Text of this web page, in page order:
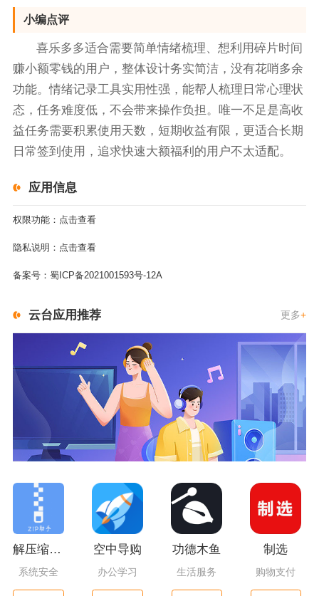
小编点评
喜乐多多适合需要简单情绪梳理、想利用碎片时间
赚小额零钱的用户，整体设计务实简洁，没有花哨多余
功能。情绪记录工具实用性强，能帮人梳理日常心理状
态，任务难度低，不会带来操作负担。唯一不足是高收
益任务需要积累使用天数，短期收益有限，更适合长期
日常签到使用，追求快速大额福利的用户不太适配。
应用信息
权限功能： 点击查看
隐私说明： 点击查看
备案号： 蜀ICP备2021001593号-12A
云台应用推荐 更多+
解压缩精灵
系统安全
空中导购
办公学习
功德木鱼
生活服务
制选
购物支付